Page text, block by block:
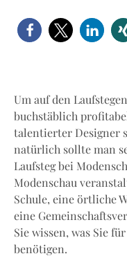
Um auf den
buchstäblich
talentierter Designer
natürlich sollte man
Laufsteg bei
Modenschau
Schule, eine örtliche
eine
Sie wissen, was Sie
benötigen.